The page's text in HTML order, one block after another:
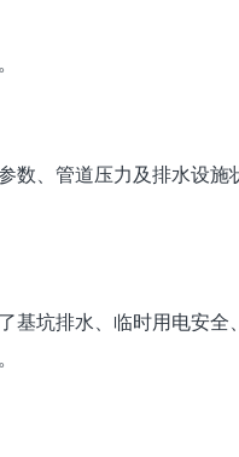
数、管道压力及排水设
基坑排水、临时用电安